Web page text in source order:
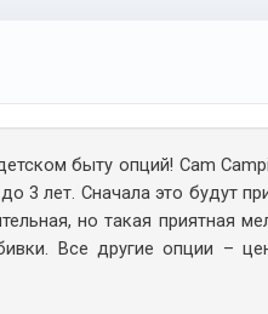
быту опций! Cam
3 лет. Сначала это будут
но такая приятная
Все другие опции –